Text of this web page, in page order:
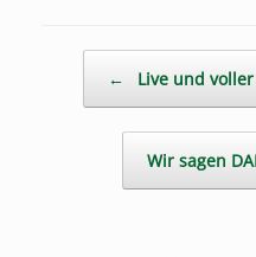
← Live und
Wir sagen